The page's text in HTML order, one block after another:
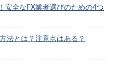
安全なFX業者選びのための4つ
法とは？注意点はある？